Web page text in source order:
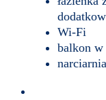
Wi-Fi
balkon w
narciarnia